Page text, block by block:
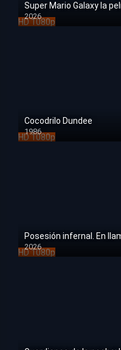
Super Mario Galaxy la
2026
HD 1080p
Cocodrilo Dundee
1986
HD 1080p
Posesión infernal. En
2026
HD 1080p